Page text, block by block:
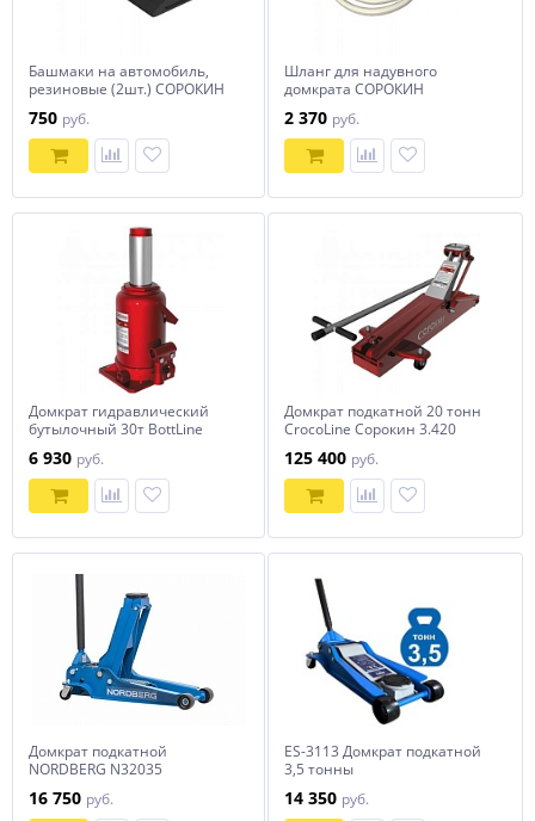
Башмаки на автомобиль,
резиновые (2шт.) СОРОКИН
750 руб.
Шланг для надувного
домкрата СОРОКИН
2 370 руб.
Домкрат гидравлический
бутылочный 30т BottLine
6 930 руб.
Домкрат подкатной 20 тонн
CrocoLine Сорокин 3.420
125 400 руб.
Домкрат подкатной
NORDBERG N32035
16 750 руб.
ES-3113 Домкрат подкатной
3,5 тонны
14 350 руб.